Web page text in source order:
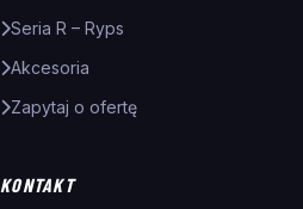
Seria R – Ryps
Akcesoria
Zapytaj o ofertę
KONTAKT